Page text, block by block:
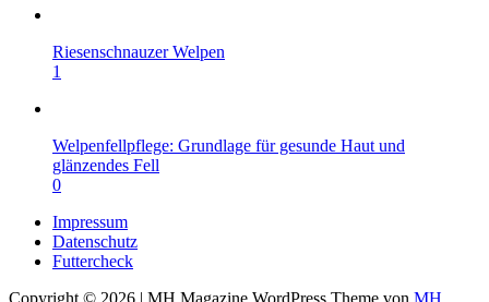
Riesenschnauzer Welpen
1
Welpenfellpflege: Grundlage für gesunde Haut und
glänzendes Fell
0
Impressum
Datenschutz
Futtercheck
Copyright © 2026 | MH Magazine WordPress Theme von MH